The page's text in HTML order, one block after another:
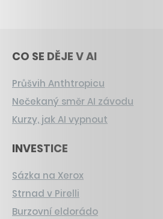
CO SE DĚJE V AI
Průšvih Anthtropicu
Nečekaný směr AI závodu
Kurzy, jak AI vypnout
INVESTICE
Sázka na Xerox
Strnad v Pirelli
Burzovní eldorádo